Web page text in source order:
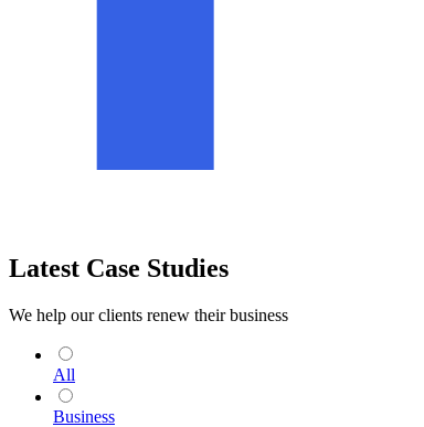
Latest Case Studies
We help our clients renew their business
All
Business